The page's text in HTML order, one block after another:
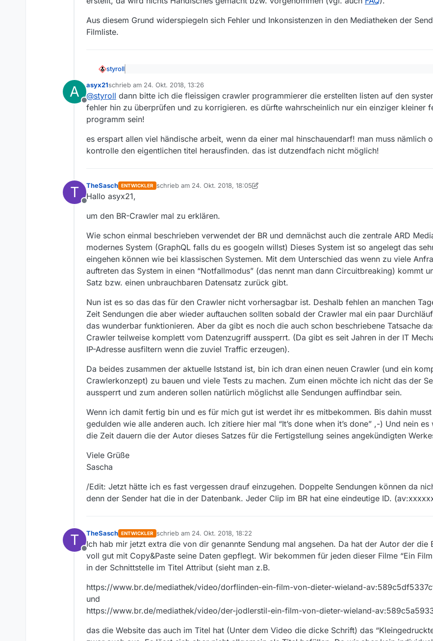
Aus diesem Grund widerspiegeln sich Fehler und Inkonsistenzen in den Mediatheken der
Filmliste.
styroll
Die fleissigen Hände gehören jenen Personen des MV-Teams, die den Code des Crawlers, der die
geschrieben haben und immer wieder anpassen. Diesen Listen werden vom Crawler automatisch
Händisches gemacht bzw. vorgenommen (vgl. auch
Aus diesem Grund widerspiegeln sich Fehler und Inkonsistenzen in den Mediatheken der Sender
A
Offline
asyx21schrieb am 24. Okt. 2018, 13:26
zuletzt editiert von
@styroll dann bitte ich die fleissigen crawler programmierer die erstellten listen auf den
fehler hin zu überprüfen und zu korrigieren. es dürfte wahrscheinlich nur ein einziger kleiner
programm sein!
es erspart allen viel händische arbeit, wenn da einer mal hinschauendarf! man muss nämlich
kontrolle den eigentlichen titel herausfinden. das ist dutzendfach nicht möglich!
T
Offline
TheSasch ENTWICKLER schrieb am 24. Okt. 2018, 18:05
zuletzt editiert von TheSasch
Hallo asyx21,
um den BR-Crawler mal zu erklären.
Wie schon einmal beschrieben verwendet der BR und demnächst auch die zentrale ARD
modernes System (GraphQL falls du es googeln willst) Dieses System ist so angelegt das
eingehen können wie bei klassischen Systemen. Mit dem Unterschied das wenn zu viele
auftreten das System in einen “Notfallmodus” (das nennt man dann Circuitbreaking) kommt
Satz bzw. einen unbrauchbaren Datensatz zurück gibt.
Nun ist es so das das für den Crawler nicht vorhersagbar ist. Deshalb fehlen an manchen
Zeit Sendungen die aber wieder auftauchen sollten sobald der Crawler mal ein paar
das wunderbar funktionieren. Aber da gibt es noch die auch schon beschriebene Tatsache
Crawler teilweise komplett vom Datenzugriff aussperrt. (Da gibt es seit Jahren in der IT
IP-Adresse ausfiltern wenn die zuviel Traffic erzeugen).
Da beides zusammen der aktuelle Iststand ist, bin ich dran einen neuen Crawler (und ein
Crawlerkonzept) zu bauen und viele Tests zu machen. Zum einen möchte ich nicht das der
aussperrt und zum anderen sollen natürlich möglichst alle Sendungen auffindbar sein.
Wenn ich damit fertig bin und es für mich gut ist werdet ihr es mitbekommen. Bis dahin
gedulden wie alle anderen auch. Ich zitiere hier mal “It’s done when it’s done” ,-) Und nein
die Zeit dauern die der Autor dieses Satzes für die Fertigstellung seines angekündigten
Viele Grüße
Sascha
/Edit: Jetzt hätte ich es fast vergessen drauf einzugehen. Doppelte Sendungen können da
denn der Sender hat die in der Datenbank. Jeder Clip im BR hat eine eindeutige ID.
T
Offline
TheSasch ENTWICKLER schrieb am 24. Okt. 2018, 18:22
zuletzt editiert von
Ich hab mir jetzt extra die von dir genannte Sendung mal angsehen. Da hat der Autor der die
voll gut mit Copy&Paste seine Daten gepflegt. Wir bekommen für jeden dieser Filme “Ein
in der Schnittstelle im Titel Attribut (sieht man z.B.
https://www.br.de/mediathek/video/dorflinden-ein-film-von-dieter-wieland-
und
https://www.br.de/mediathek/video/der-jodlerstil-ein-film-von-dieter-wieland-
das die Website das auch im Titel hat (Unter dem Video die dicke Schrift) das